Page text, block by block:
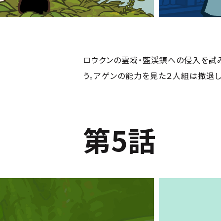
ロウクンの霊域・藍渓鎮への侵入を試
う。アゲンの能力を見た２人組は撤退
第5話